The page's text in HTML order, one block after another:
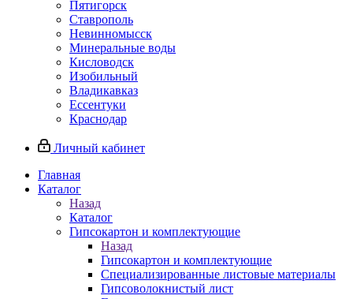
Пятигорск
Ставрополь
Невинномысск
Минеральные воды
Кисловодск
Изобильный
Владикавказ
Ессентуки
Краснодар
Личный кабинет
Главная
Каталог
Назад
Каталог
Гипсокартон и комплектующие
Назад
Гипсокартон и комплектующие
Специализированные листовые материалы
Гипсоволокнистый лист